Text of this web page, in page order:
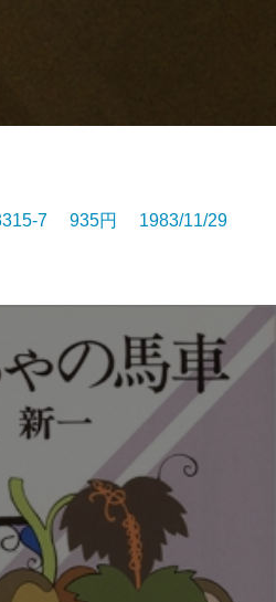
7 935円 1983/11/29